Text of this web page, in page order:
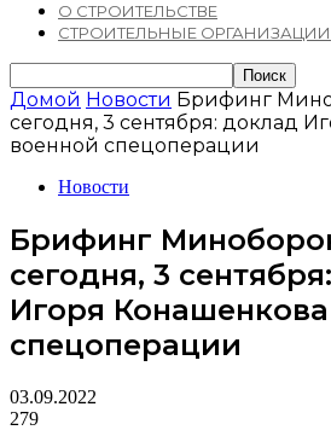
О СТРОИТЕЛЬСТВЕ
СТРОИТЕЛЬНЫЕ ОРГАНИЗАЦИИ
Домой Новости Брифинг
сегодня, 3 сентября: доклад
военной спецоперации
Новости
Брифинг
сегодня, 3
Игоря
спецоперации
03.09.2022
279